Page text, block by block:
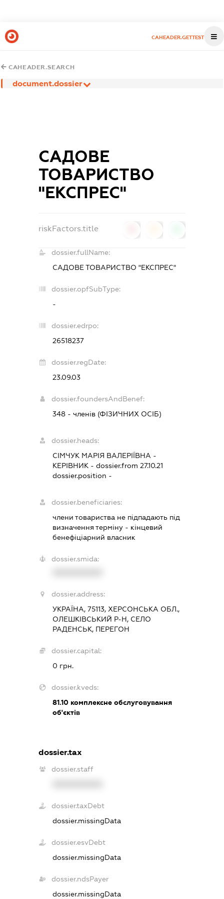
CAHEADER.GETTEST
CAHEADER.SEARCH
document.dossier
САДОВЕ
ТОВАРИСТВО
"ЕКСПРЕС"
riskFactors.title
dossier.fullName:
САДОВЕ ТОВАРИСТВО "ЕКСПРЕС"
dossier.opfSubType:
-
dossier.edrpo:
26518237
dossier.regDate:
23.09.03
dossier.foundersAndBenef:
348 - членів (ФІЗИЧНИХ ОСІБ)
dossier.heads:
СІМЧУК МАРІЯ ВАЛЕРІЇВНА -
КЕРІВНИК - dossier.from 27.10.21
dossier.position -
dossier.beneficiaries:
члени товариства не підпадають під
визначення терміну - кінцевий
бенефіціарний власник
dossier.smida:
dossier.address:
УКРАЇНА, 75113, ХЕРСОНСЬКА ОБЛ.,
ОЛЕШКІВСЬКИЙ Р-Н, СЕЛО
РАДЕНСЬК, ПЕРЕГОН
dossier.capital:
0 грн.
dossier.kveds:
81.10комплексне обслуговування
об'єктів
dossier.tax
dossier.staff
dossier.taxDebt
dossier.missingData
dossier.esvDebt
dossier.missingData
dossier.ndsPayer
dossier.missingData